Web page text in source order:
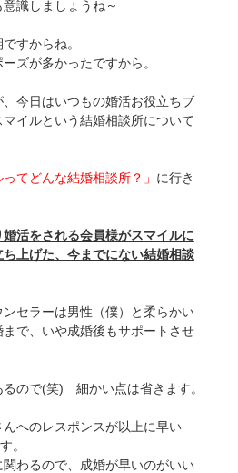
識しましょうね～
すからね。
ズが多かったですから。
今日はいつもの婚活お役立ちブ
イルという結婚相談所について
ってどんな結婚相談所？」 に行き
活をされる会員様がスマイルに
上げた、今までにない結婚相談
セラーは男性（僕）と柔らかい
で、いや成婚後もサポートさせ
ので(笑) 細かい点は省きます。
へのレスポンスが以上に早い
。
わるので、成婚が早いのがいい